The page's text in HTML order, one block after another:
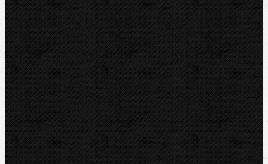
Novinky
Videoinspekce
Detektory a těsnění
Montážní výbava